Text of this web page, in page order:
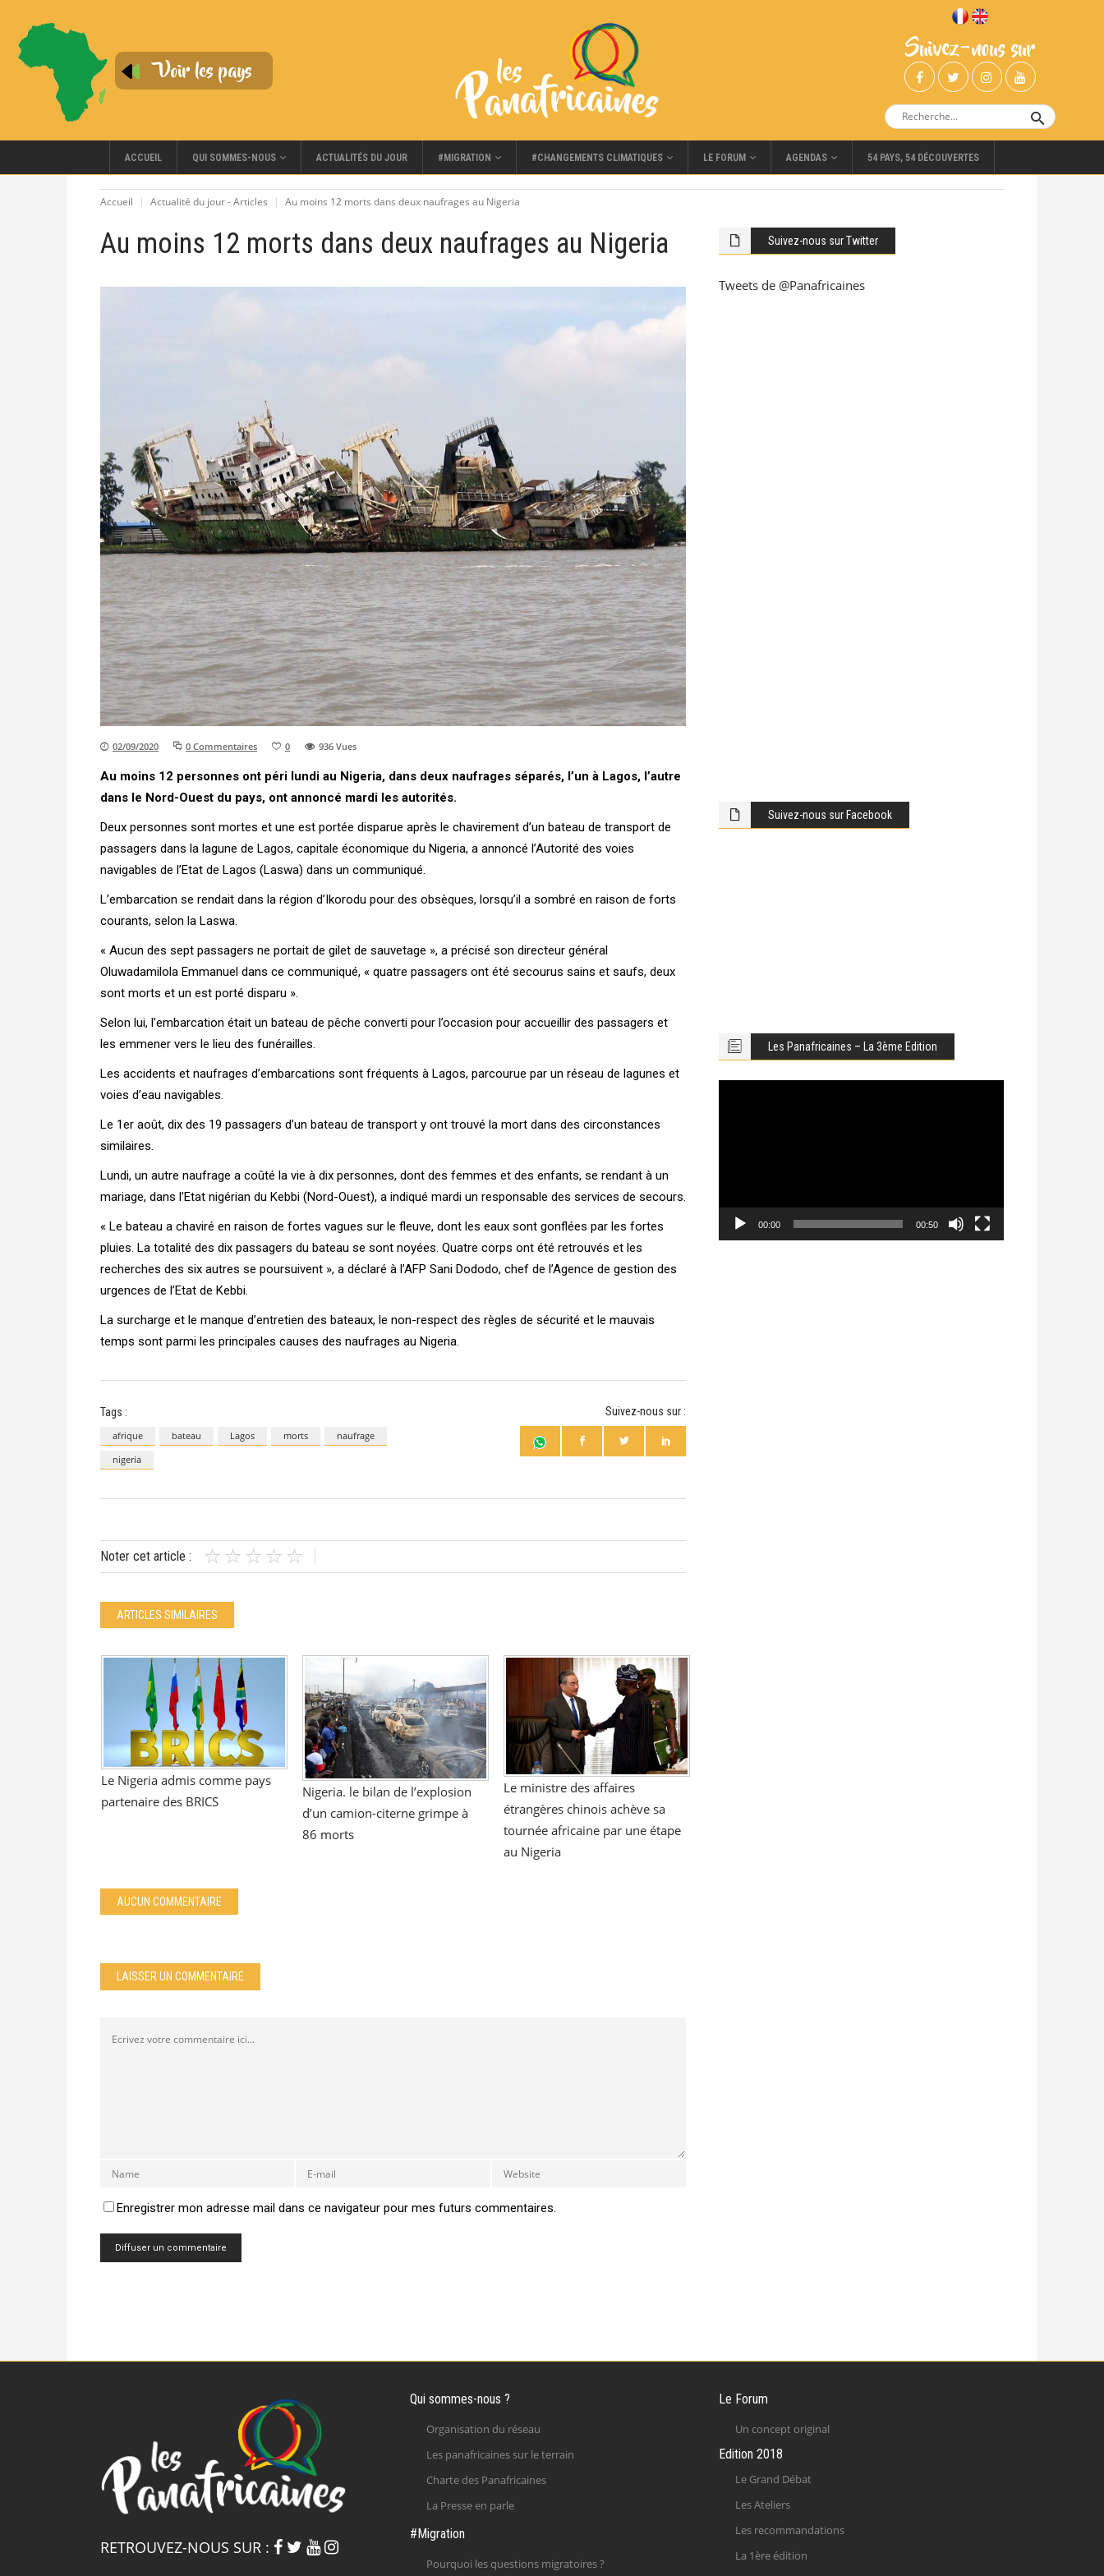
Suivez-nous sur
ACCUEIL QUI SOMMES-NOUS ACTUALITÉS DU JOUR #MIGRATION #CHANGEMENTS CLIMATIQUES LE FORUM AGENDAS 54 PAYS, 54 DÉCOUVERTES
Accueil Actualité du jour - Articles Au moins 12 morts dans deux naufrages au Nigeria
Au moins 12 morts dans deux naufrages au Nigeria
02/09/2020 0 Commentaires 0 936 Vues
Au moins 12 personnes ont péri lundi au Nigeria, dans deux naufrages séparés, l’un à Lagos, l’autre
dans le Nord-Ouest du pays, ont annoncé mardi les autorités.
Deux personnes sont mortes et une est portée disparue après le chavirement d’un bateau de transport de
passagers dans la lagune de Lagos, capitale économique du Nigeria, a annoncé l’Autorité des voies
navigables de l’Etat de Lagos (Laswa) dans un communiqué.
L’embarcation se rendait dans la région d’Ikorodu pour des obsèques, lorsqu’il a sombré en raison de forts
courants, selon la Laswa.
« Aucun des sept passagers ne portait de gilet de sauvetage », a précisé son directeur général
Oluwadamilola Emmanuel dans ce communiqué, « quatre passagers ont été secourus sains et saufs, deux
sont morts et un est porté disparu ».
Selon lui, l’embarcation était un bateau de pêche converti pour l’occasion pour accueillir des passagers et
les emmener vers le lieu des funérailles.
Les accidents et naufrages d’embarcations sont fréquents à Lagos, parcourue par un réseau de lagunes et
voies d’eau navigables.
Le 1er août, dix des 19 passagers d’un bateau de transport y ont trouvé la mort dans des circonstances
similaires.
Lundi, un autre naufrage a coûté la vie à dix personnes, dont des femmes et des enfants, se rendant à un
mariage, dans l’Etat nigérian du Kebbi (Nord-Ouest), a indiqué mardi un responsable des services de secours.
« Le bateau a chaviré en raison de fortes vagues sur le fleuve, dont les eaux sont gonflées par les fortes
pluies. La totalité des dix passagers du bateau se sont noyées. Quatre corps ont été retrouvés et les
recherches des six autres se poursuivent », a déclaré à l’AFP Sani Dododo, chef de l’Agence de gestion des
urgences de l’Etat de Kebbi.
La surcharge et le manque d’entretien des bateaux, le non-respect des règles de sécurité et le mauvais
temps sont parmi les principales causes des naufrages au Nigeria.
Tags :
afrique bateau Lagos morts
naufrage
nigeria
Suivez-nous sur :
Noter cet article :
ARTICLES SIMILAIRES
Le Nigeria admis comme pays
partenaire des BRICS
Nigeria. le bilan de l’explosion
d’un camion-citerne grimpe à
86 morts
Le ministre des affaires
étrangères chinois achève sa
tournée africaine par une étape
au Nigeria
AUCUN COMMENTAIRE
LAISSER UN COMMENTAIRE
Enregistrer mon adresse mail dans ce navigateur pour mes futurs commentaires.
Suivez-nous sur Twitter
Tweets de @Panafricaines
Suivez-nous sur Facebook
Les Panafricaines – La 3ème Edition
00:00 00:50
RETROUVEZ-NOUS SUR :
Qui sommes-nous ?
Organisation du réseau
Les panafricaines sur le terrain
Charte des Panafricaines
La Presse en parle
#Migration
Pourquoi les questions migratoires ?
Le Forum
Un concept original
Edition 2018
Le Grand Débat
Les Ateliers
Les recommandations
La 1ère édition